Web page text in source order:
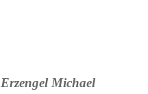
Michael